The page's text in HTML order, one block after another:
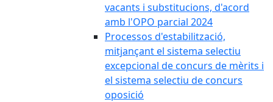
vacants i substitucions, d'acord
amb l'OPO parcial 2024
Processos d'estabilització,
mitjançant el sistema selectiu
excepcional de concurs de mèrits i
el sistema selectiu de concurs
oposició